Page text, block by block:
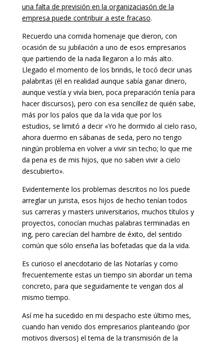
una falta de previsión en la organizaciasón de la
empresa puede contribuir a este fracaso.
Recuerdo una comida homenaje que dieron, con
ocasión de su jubilación a uno de esos empresarios
que partiendo de la nada llegaron a lo más alto.
Llegado el momento de los brindis, le tocó decir unas
palabritas (él en realidad aunque sabía ganar dinero,
aunque vestía y vivía bien, poca preparación tenía para
hacer discursos), pero con esa sencillez de quién sabe,
más por los palos que da la vida que por los
estudios, se limitó a decir «Yo he dormido al cielo raso,
ahora duermo en sábanas de seda, pero no tengo
ningún problema en volver a vivir sin techo; lo que me
da pena es de mis hijos, que no saben vivir a cielo
descubierto».
Evidentemente los problemas descritos no los puede
arreglar un jurista, esos hijos de hecho tenían todos
sus carreras y masters universitarios, muchos títulos y
proyectos, conocían muchas palabras terminadas en
ing, pero carecían del hambre de éxito, del sentido
común que sólo enseña las bofetadas que da la vida.
Es curioso el anecdotario de las Notarías y como
frecuentemente estas un tiempo sin abordar un tema
concreto, para que seguidamente te vengan dos al
mismo tiempo.
Así me ha sucedido en mi despacho este último mes,
cuando han venido dos empresarios planteando (por
motivos diversos) el tema de la transmisión de la